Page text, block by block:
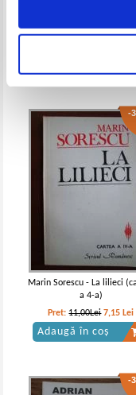
Paul Stefanescu - Ingerii
-
Marin Sorescu - La lilieci
a 4-a)
Pret:11,00Lei 7,15 Lei
Adaugă în coș
-